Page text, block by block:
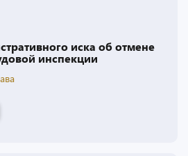
иска об отмене
инспекции